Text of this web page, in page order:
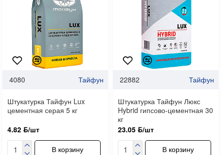
4080 Тайфун
Штукатурка Тайфун Lux
цементная серая 5 кг
4.82 ƃ/шт
В корзину
22882 Тайфун
Штукатурка Тайфун Люкс
Hybrid гипсово-цементная 30
кг
23.05 ƃ/шт
В корзину